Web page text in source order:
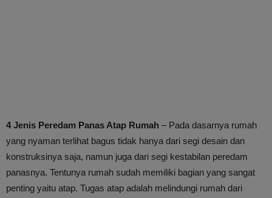
4 Jenis Peredam Panas Atap Rumah – Pada dasarnya rumah
yang nyaman terlihat bagus tidak hanya dari segi desain dan
konstruksinya saja, namun juga dari segi kestabilan peredam
panasnya. Tentunya rumah sudah memiliki bagian yang sangat
penting yaitu atap. Tugas atap adalah melindungi rumah dari